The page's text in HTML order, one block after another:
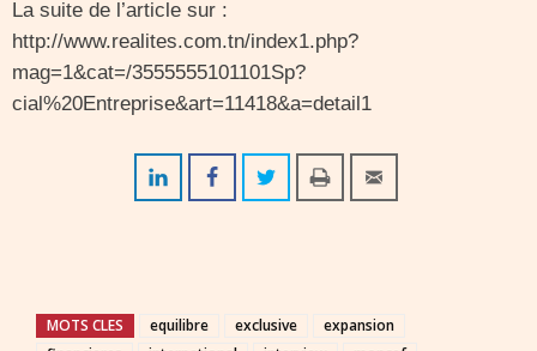
La suite de l’article sur :
http://www.realites.com.tn/index1.php?
mag=1&cat=/3555555101101Sp?
cial%20Entreprise&art=11418&a=detail1
MOTS CLES equilibre exclusive
expansion